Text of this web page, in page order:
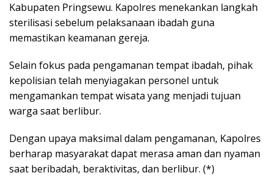
Kabupaten Pringsewu. Kapolres menekankan langkah
sterilisasi sebelum pelaksanaan ibadah guna
memastikan keamanan gereja.
Selain fokus pada pengamanan tempat ibadah, pihak
kepolisian telah menyiagakan personel untuk
mengamankan tempat wisata yang menjadi tujuan
warga saat berlibur.
Dengan upaya maksimal dalam pengamanan, Kapolres
berharap masyarakat dapat merasa aman dan nyaman
saat beribadah, beraktivitas, dan berlibur. (*)